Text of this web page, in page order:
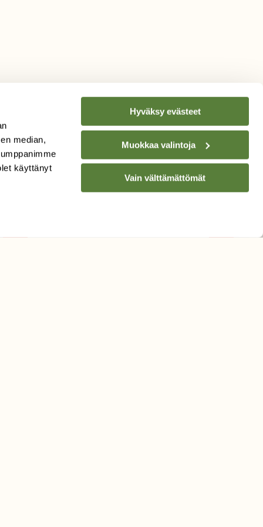
median,
käyttänyt
Hyväksy evästeet
Muokkaa valintoja
Vain välttämättömät
TILAA SUOMEN
LUONNON UUTIS­KIRJE